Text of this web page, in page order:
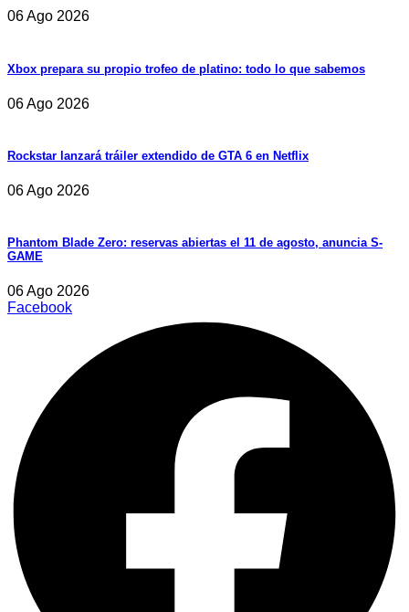
06 Ago 2026
Xbox prepara su propio trofeo de platino: todo lo que sabemos
06 Ago 2026
Rockstar lanzará tráiler extendido de GTA 6 en Netflix
06 Ago 2026
Phantom Blade Zero: reservas abiertas el 11 de agosto, anuncia S-
GAME
06 Ago 2026
Facebook